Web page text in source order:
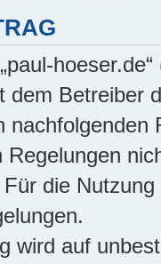
dem Betreiber
nachfolgenden
die
wird auf